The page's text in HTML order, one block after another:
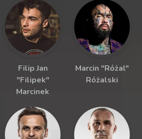
Filip Jan
"Filipek"
Marcinek
Marcin "Różal"
Różalski